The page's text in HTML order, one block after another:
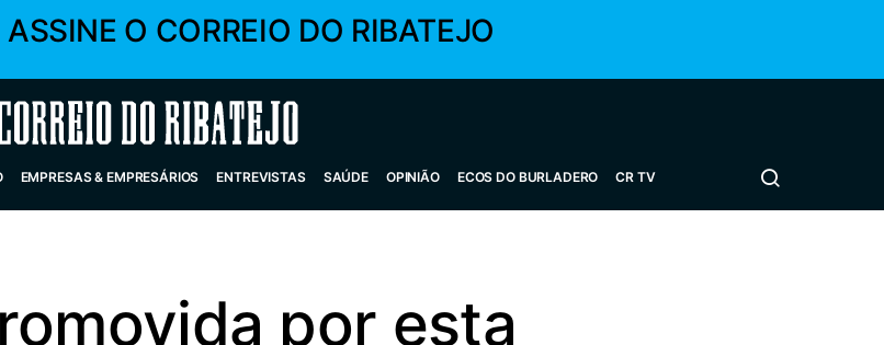
ASSINE O CORREIO DO RIBATEJO
Correio do Ribatejo
EMPRESAS & EMPRESÁRIOS ENTREVISTAS SAÚDE OPINIÃO ECOS DO BURLADERO CR TV
por esta